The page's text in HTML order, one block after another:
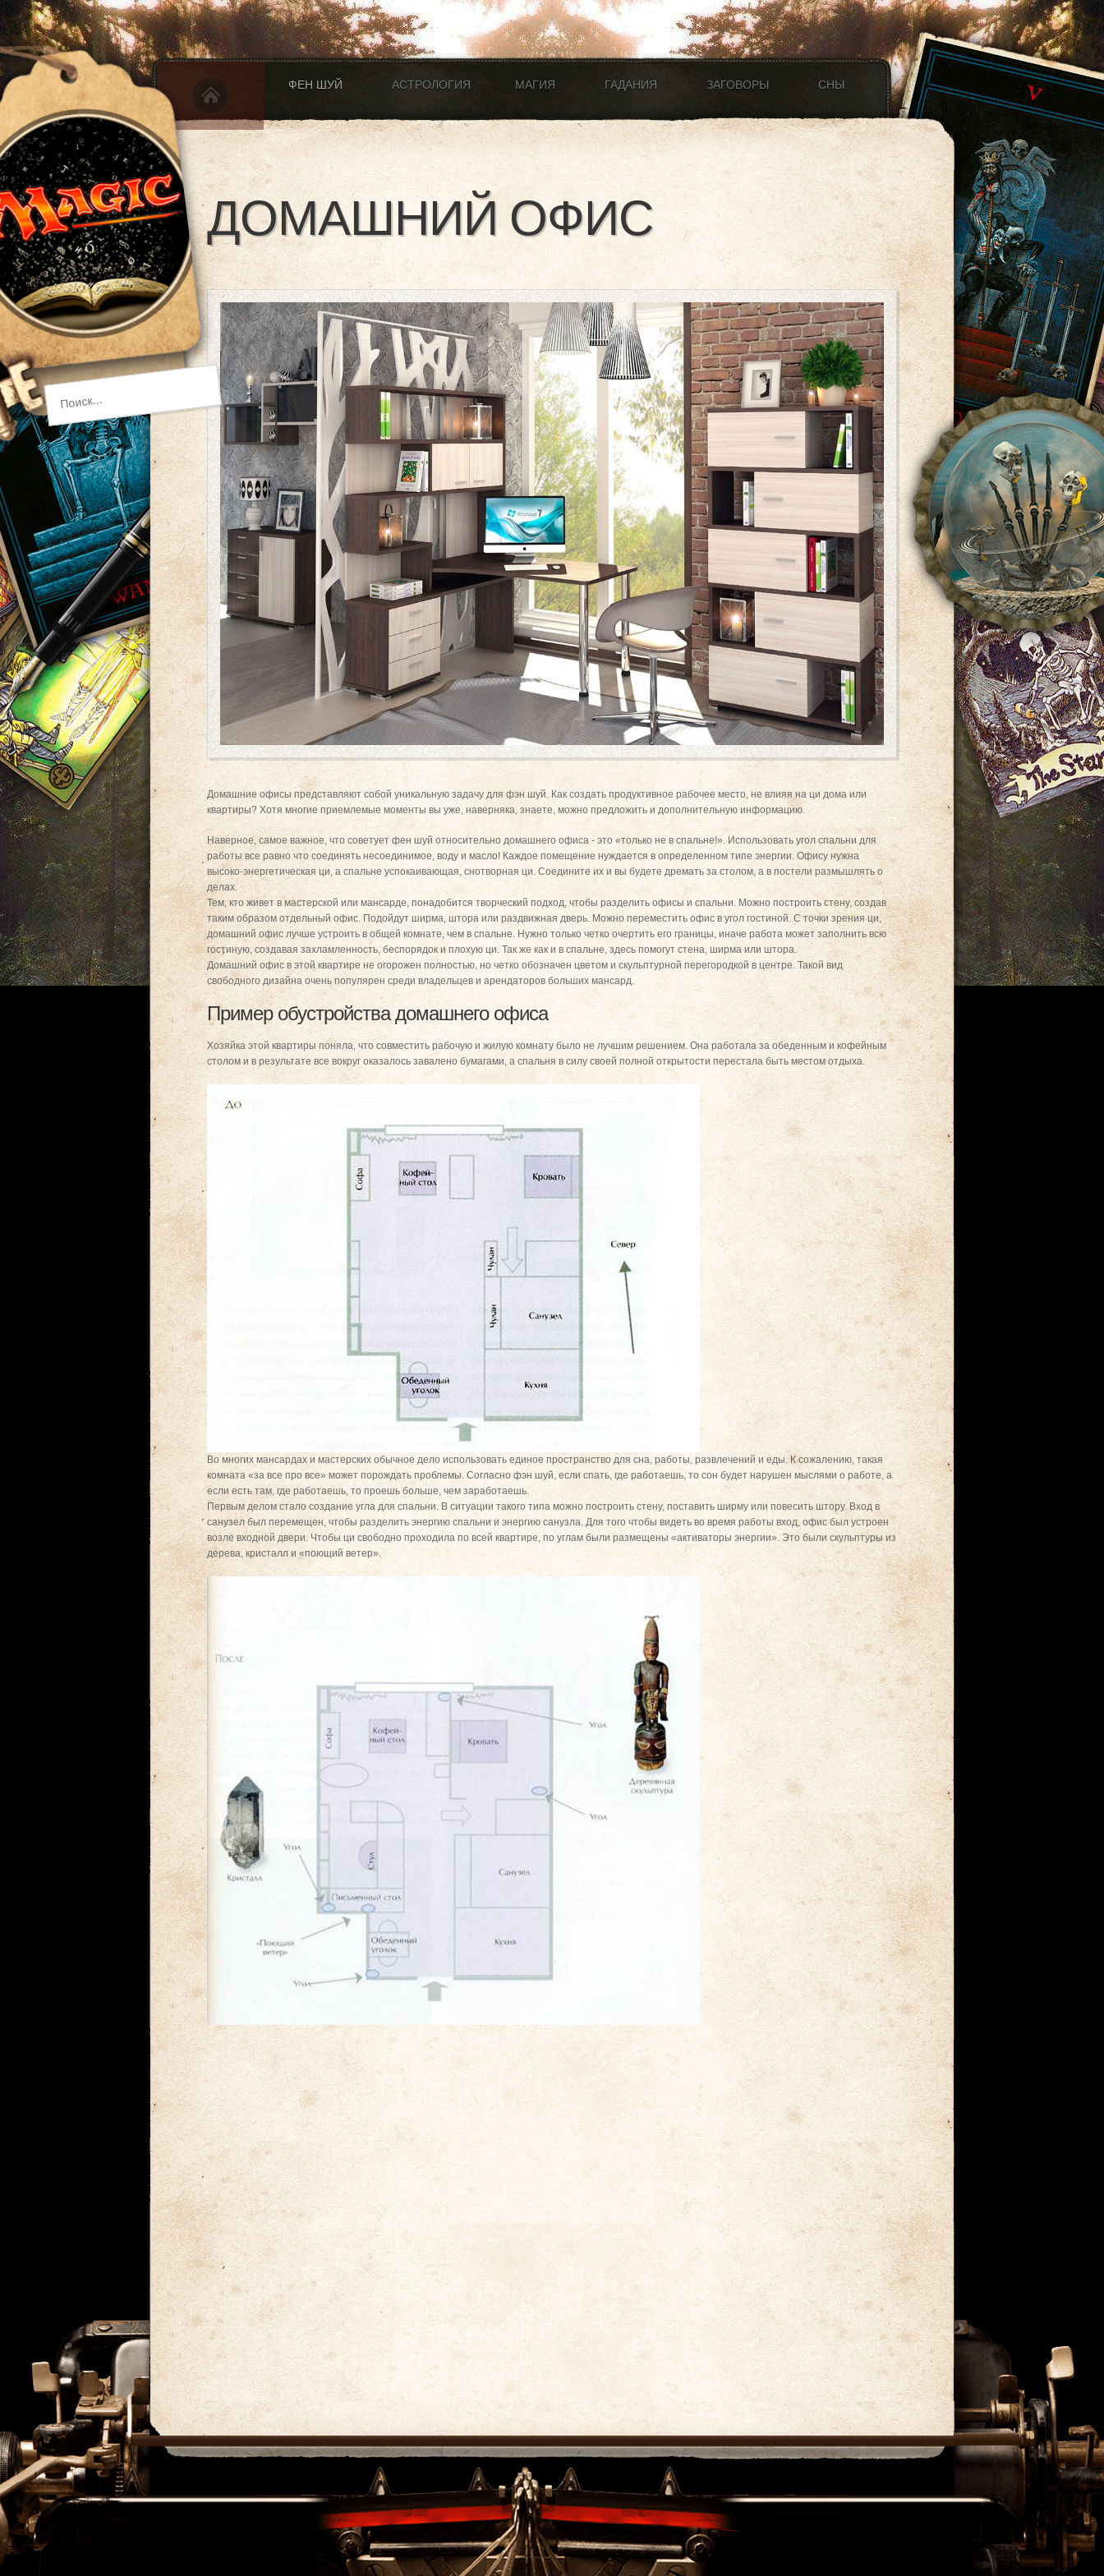
ФЕН ШУЙ АСТРОЛОГИЯ МАГИЯ ГАДАНИЯ ЗАГОВОРЫ СНЫ
ДОМАШНИЙ ОФИС
Домашние офисы представляют собой уникальную задачу для фэн шуй. Как создать продуктивное рабочее место, не влияя на ци дома или
квартиры? Хотя многие приемлемые моменты вы уже, наверняка, знаете, можно предложить и дополнительную информацию.
Наверное, самое важное, что советует фен шуй относительно домашнего офиса - это «только не в спальне!». Использовать угол спальни для
работы все равно что соединять несоединимое, воду и масло! Каждое помещение нуждается в определенном типе энергии. Офису нужна
высоко-энергетическая ци, а спальне успокаивающая, снотворная ци. Соедините их и вы будете дремать за столом, а в постели размышлять о
делах.
Тем, кто живет в мастерской или мансарде, понадобится творческий подход, чтобы разделить офисы и спальни. Можно построить стену, создав
таким образом отдельный офис. Подойдут ширма, штора или раздвижная дверь. Можно переместить офис в угол гостиной. С точки зрения ци,
домашний офис лучше устроить в общей комнате, чем в спальне. Нужно только четко очертить его границы, иначе работа может заполнить всю
гостиную, создавая захламленность, беспорядок и плохую ци. Так же как и в спальне, здесь помогут стена, ширма или штора.
Домашний офис в этой квартире не огорожен полностью, но четко обозначен цветом и скульптурной перегородкой в центре. Такой вид
свободного дизайна очень популярен среди владельцев и арендаторов больших мансард.
Пример обустройства домашнего офиса
Хозяйка этой квартиры поняла, что совместить рабочую и жилую комнату было не лучшим решением. Она работала за обеденным и кофейным
столом и в результате все вокруг оказалось завалено бумагами, а спальня в силу своей полной открытости перестала быть местом отдыха.
Во многих мансардах и мастерских обычное дело использовать единое пространство для сна, работы, развлечений и еды. К сожалению, такая
комната «за все про все» может порождать проблемы. Согласно фэн шуй, если спать, где работаешь, то сон будет нарушен мыслями о работе, а
если есть там, где работаешь, то проешь больше, чем заработаешь.
Первым делом стало создание угла для спальни. В ситуации такого типа можно построить стену, поставить ширму или повесить штору. Вход в
санузел был перемещен, чтобы разделить энергию спальни и энергию санузла. Для того чтобы видеть во время работы вход, офис был устроен
возле входной двери. Чтобы ци свободно проходила по всей квартире, по углам были размещены «активаторы энергии». Это были скульптуры из
дерева, кристалл и «поющий ветер».